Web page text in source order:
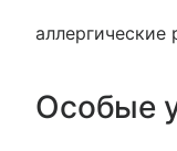
аллергические
Особые